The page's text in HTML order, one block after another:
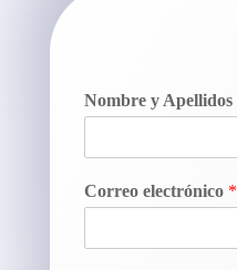
Nombre y Apellidos
Correo electrónico *